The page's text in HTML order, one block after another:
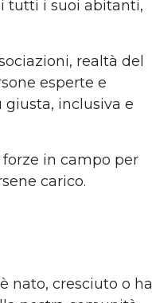
tutti i suoi abitanti,
realtà del
esperte e
inclusiva e
in campo per
carico.
nato, cresciuto o ha